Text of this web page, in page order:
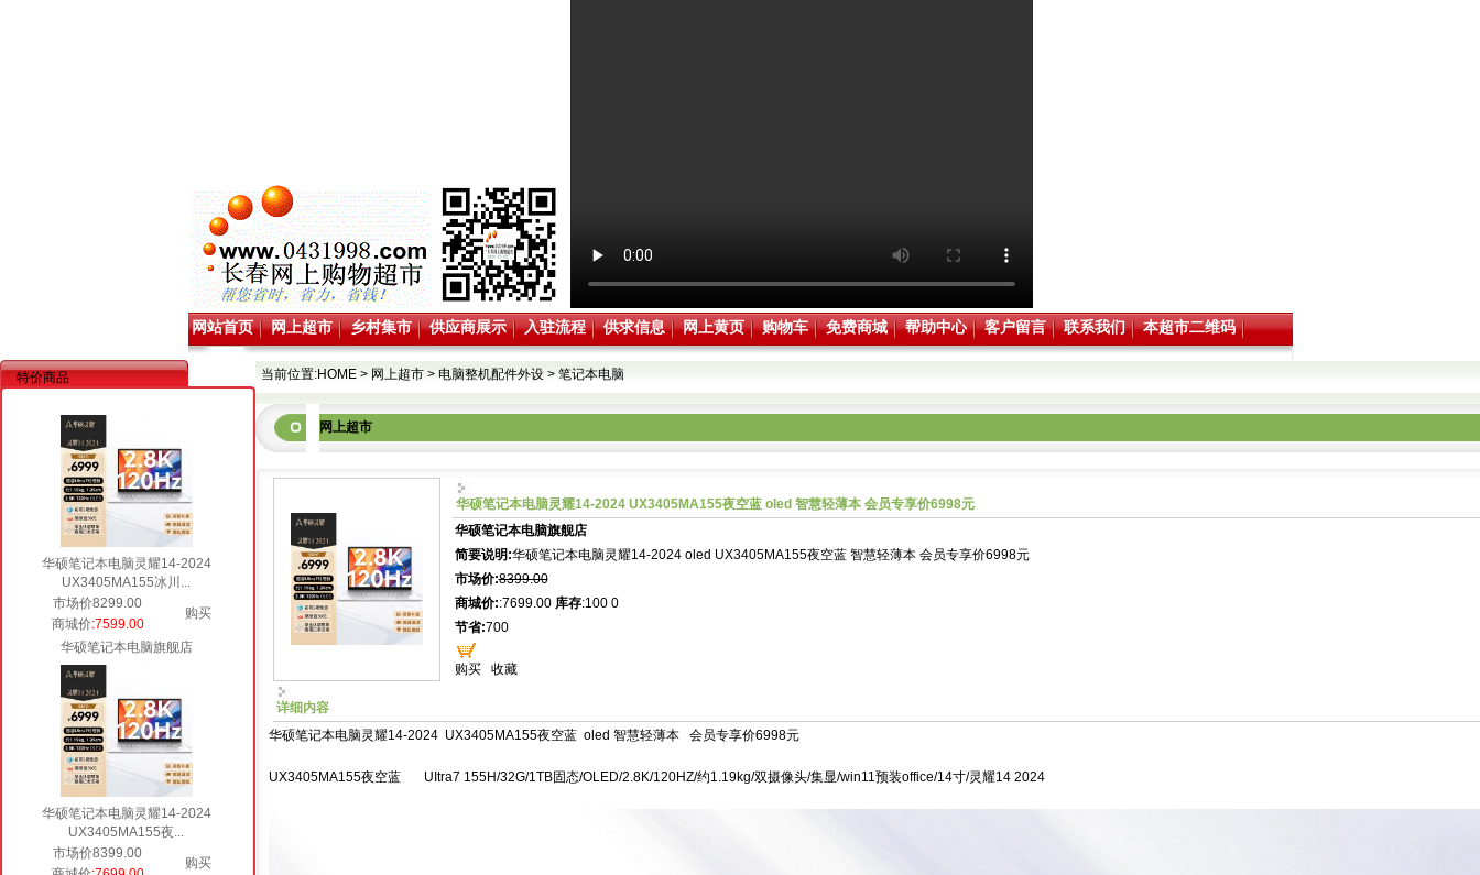
网站首页 网上超市 乡村集市 供应商展示 入驻流程 供求信息 网上黄页 购物车 免费商城 帮助中心 客户留言 联系我们 本超市二维码
特价商品
华硕笔记本电脑灵耀14-2024
UX3405MA155冰川...
市场价8299.00
购买
商城价:7599.00
华硕笔记本电脑旗舰店
华硕笔记本电脑灵耀14-2024
UX3405MA155夜...
市场价8399.00
购买
当前位置:HOME > 网上超市 > 电脑整机配件外设 > 笔记本电脑
网上超市
华硕笔记本电脑灵耀14-2024 UX3405MA155夜空蓝 oled 智慧轻薄本 会员专享价6998元
华硕笔记本电脑旗舰店
简要说明:华硕笔记本电脑灵耀14-2024 oled UX3405MA155夜空蓝 智慧轻薄本 会员专享价6998元
市场价:8399.00
商城价::7699.00 库存:100 0
节省:700
购买 收藏
详细内容
华硕笔记本电脑灵耀14-2024 UX3405MA155夜空蓝 oled 智慧轻薄本 会员专享价6998元
UX3405MA155夜空蓝 UItra7 155H/32G/1TB固态/OLED/2.8K/120HZ/约1.19kg/双摄像头/集显/win11预装office/14寸/灵耀14 2024